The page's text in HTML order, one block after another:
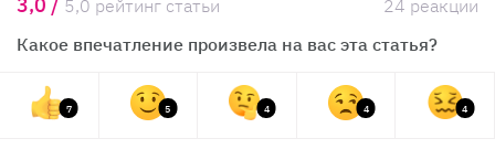
5,0 рейтинг статьи
24 реакции
Какое впечатление произвела на вас эта статья?
7 5 4 4 4